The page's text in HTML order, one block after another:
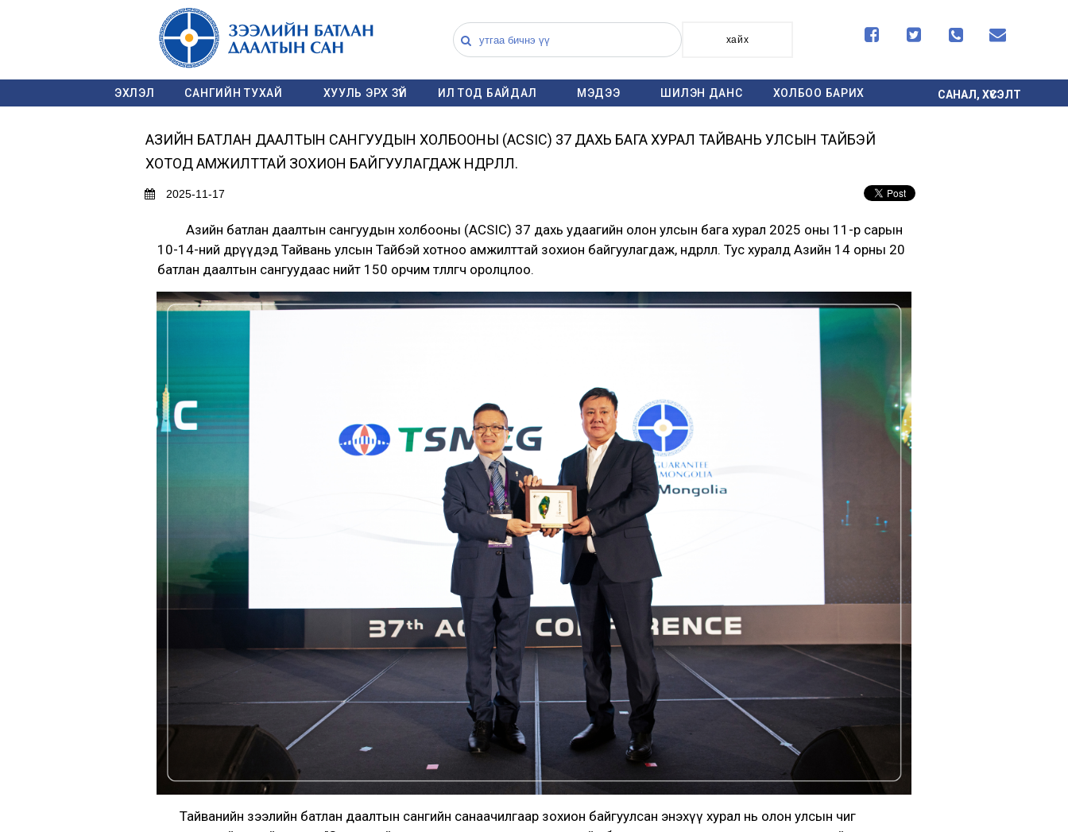
хайх    
ЭХЛЭЛ САНГИЙН ТУХАЙ ХУУЛЬ ЭРХ ЗҮЙ ИЛ ТОД БАЙДАЛ МЭДЭЭ ШИЛЭН ДАНС ХОЛБОО БАРИХ САНАЛ, ХҮСЭЛТ
АЗИЙН БАТЛАН ДААЛТЫН САНГУУДЫН ХОЛБООНЫ (ACSIC) 37 ДАХЬ БАГА ХУРАЛ ТАЙВАНЬ УЛСЫН ТАЙБЭЙ
ХОТОД АМЖИЛТТАЙ ЗОХИОН БАЙГУУЛАГДАЖ ӨНДӨРЛӨЛӨӨ.
2025-11-17
Азийн батлан даалтын сангуудын холбооны (ACSIC) 37 дахь удаагийн олон улсын бага хурал 2025 оны 11-р сарын
10-14-ний өдрүүдэд Тайвань улсын Тайбэй хотноо амжилттай зохион байгуулагдаж, өндөрлөлөө. Тус хуралд Азийн 14 орны 20
батлан даалтын сангуудаас нийт 150 орчим төлөөлөгч оролцлоо.
Тайванийн зээлийн батлан даалтын сангийн санаачилгаар зохион байгуулсан энэхүү хурал нь олон улсын чиг